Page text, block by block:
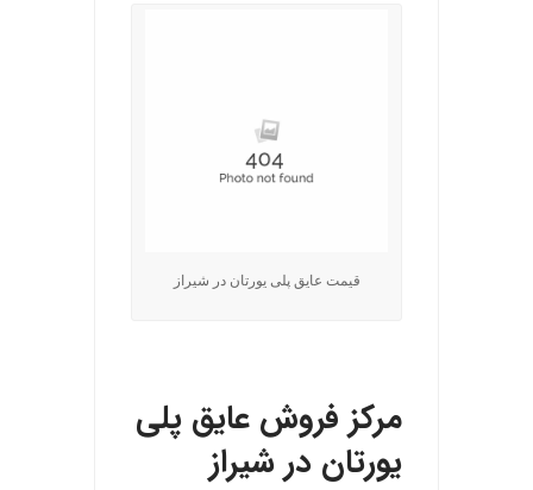
قیمت عایق پلی یورتان در شیراز
مرکز فروش عایق پلی
یورتان در شیراز